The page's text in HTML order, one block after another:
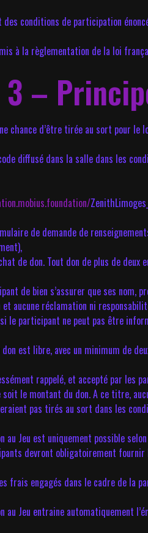
des conditions de participation
à la règlementation de la loi
–
chance d’être tirée au sort pour le
diffusé dans la salle dans les
de demande de
de don. Tout don de plus de
de bien s’assurer que ses nom,
aucune réclamation ni
le participant ne peut pas être
est libre, avec un minimum de
rappelé, et accepté par les
soit le montant du don. A ce titre,
pas tirés au sort dans les
au Jeu est uniquement possible
devront obligatoirement
frais engagés dans le cadre de la
au Jeu entraine automatiquement